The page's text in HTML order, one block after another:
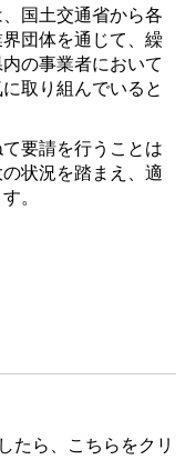
国土交通省から各
団体を通じて、繰
の事業者において
取り組んでいると
要請を行うことは
状況を踏まえ、適
。
たら、こちらをクリ